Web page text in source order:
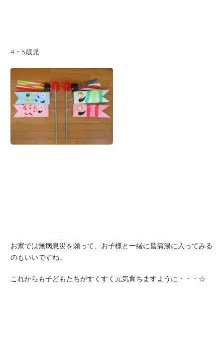
4・5歳児
お家では無病息災を願って、お子様と一緒に菖蒲湯に入ってみる
のもいいですね。
これからも子どもたちがすくすく元気育ちますように・・・☆